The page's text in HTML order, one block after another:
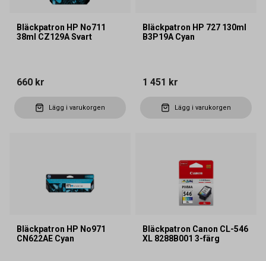
Bläckpatron HP No711
38ml CZ129A Svart
660 kr
Lägg i varukorgen
Bläckpatron HP 727 130ml
B3P19A Cyan
1 451 kr
Lägg i varukorgen
Bläckpatron HP No971
CN622AE Cyan
Bläckpatron Canon CL-546
XL 8288B001 3-färg